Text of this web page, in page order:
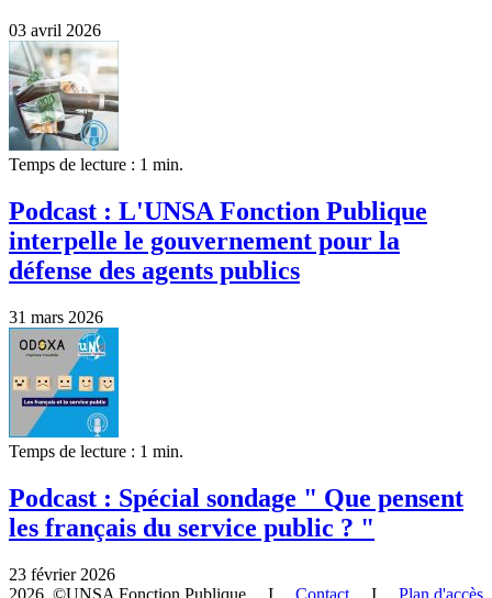
03 avril 2026
Temps de lecture : 1 min.
Podcast : L'UNSA Fonction Publique
interpelle le gouvernement pour la
défense des agents publics
31 mars 2026
Temps de lecture : 1 min.
Podcast : Spécial sondage " Que pensent
les français du service public ? "
23 février 2026
2026 ©UNSA Fonction Publique I Contact I Plan d'accès